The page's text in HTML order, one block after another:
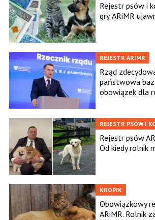
Rejestr psów i
gry. ARiMR
REJESTR ARIMR
Rząd
państwowa
obowiązek dla
REJESTR PSÓW I
Rejestr psów
Od kiedy rolnik
KROPIK
Obowiązkowy
ARiMR. Rolnik